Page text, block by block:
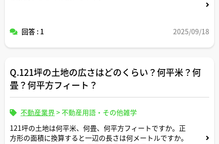
回答 : 1 2025/09/18
Q.121坪の土地の広さはどのくらい？何平米？何
畳？何平方フィート？
不動産業界>不動産用語・その他雑学
121坪の土地は何平米、何畳、何平方フィートですか。正
方形の面積に換算すると一辺の長さは何メートルですか。